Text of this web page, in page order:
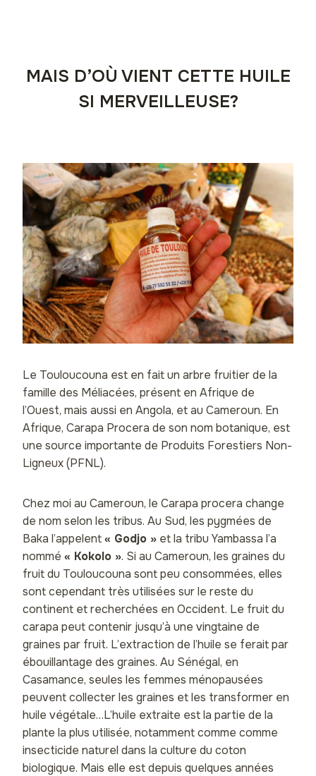
MAIS D’OÙ VIENT CETTE HUILE
SI MERVEILLEUSE?
Le Touloucouna est en fait un arbre fruitier de la
famille des Méliacées, présent en Afrique de
l’Ouest, mais aussi en Angola, et au Cameroun. En
Afrique, Carapa Procera de son nom botanique, est
une source importante de Produits Forestiers Non-
Ligneux (PFNL).
Chez moi au Cameroun, le Carapa procera change
de nom selon les tribus. Au Sud, les pygmées de
Baka l’appelent« Godjo » et la tribu Yambassa l’a
nommé « Kokolo ». Si au Cameroun, les graines du
fruit du Touloucouna sont peu consommées, elles
sont cependant très utilisées sur le reste du
continent et recherchées en Occident. Le fruit du
carapa peut contenir jusqu’à une vingtaine de
graines par fruit. L’extraction de l’huile se ferait par
ébouillantage des graines. Au Sénégal, en
Casamance, seules les femmes ménopausées
peuvent collecter les graines et les transformer en
huile végétale…L’huile extraite est la partie de la
plante la plus utilisée, notamment comme comme
insecticide naturel dans la culture du coton
biologique. Mais elle est depuis quelques années